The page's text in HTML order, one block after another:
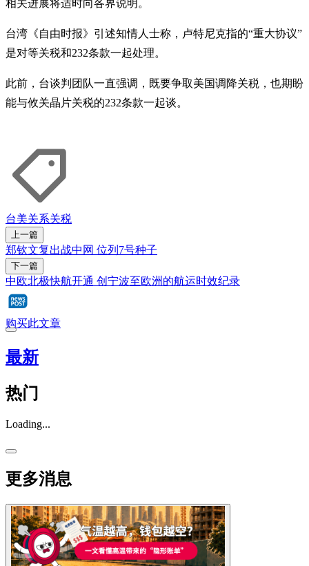
相关进展将适时向各界说明。
台湾《自由时报》引述知情人士称，卢特尼克指的“重大协议”
是对等关税和232条款一起处理。
此前，台谈判团队一直强调，既要争取美国调降关税，也期盼
能与攸关晶片关税的232条款一起谈。
台美关系关税
上一篇
郑钦文复出战中网 位列7号种子
下一篇
中欧北极快航开通 创宁波至欧洲的航运时效纪录
购买此文章
最新
热门
Loading...
更多消息